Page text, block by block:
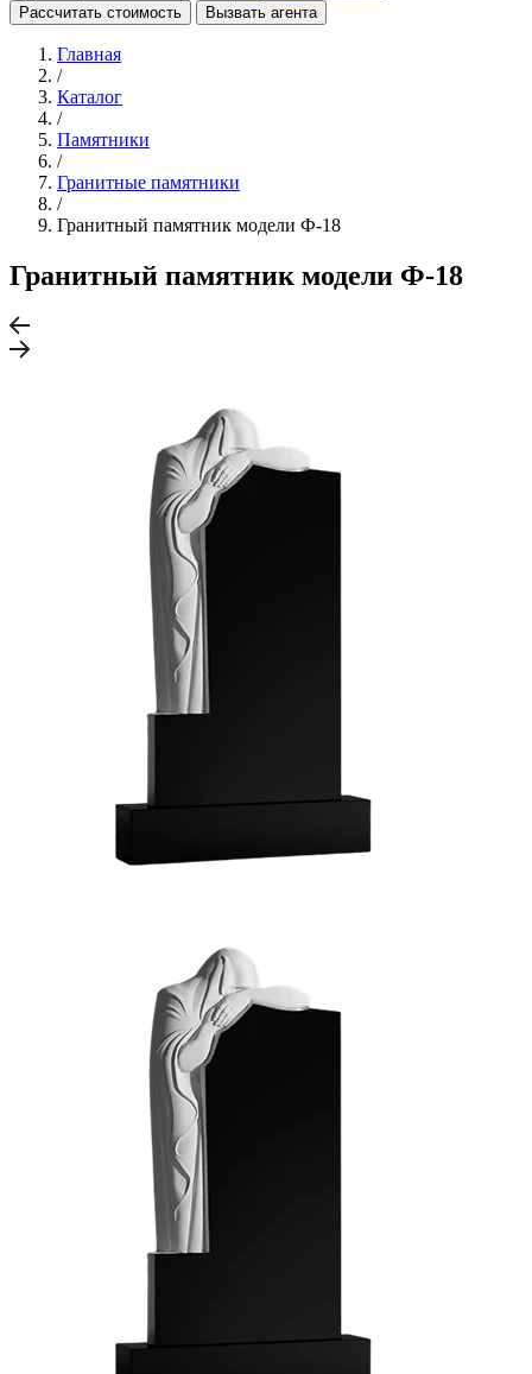
Рассчитать стоимость Вызвать агента
Главная
/
Каталог
/
Памятники
/
Гранитные памятники
/
Гранитный памятник модели Ф-18
Гранитный памятник модели Ф-18